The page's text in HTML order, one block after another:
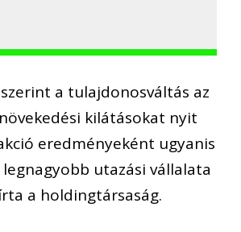
a tulajdonosváltás az
kilátásokat nyit
eredményeként ugyanis
utazási vállalata
a holdingtársaság.